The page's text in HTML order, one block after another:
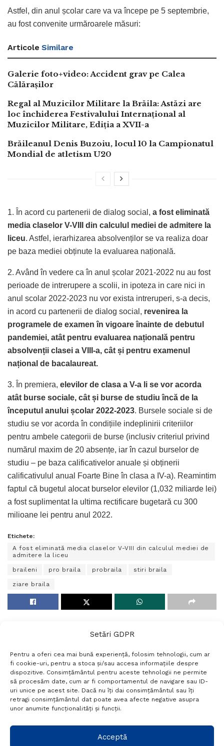
Setări GDPR
Pentru a oferi cea mai bună experiență, folosim tehnologii, cum ar
fi cookie-uri, pentru a stoca și/sau accesa informațiile despre
dispozitive. Consimțământul pentru aceste tehnologii ne permite
să procesăm date, cum ar fi comportamentul de navigare sau ID-
uri unice pe acest site. Dacă nu îți dai consimțământul sau îți
retragi consimțământul dat poate avea afecte negative asupra
unor anumite funcționalități și funcții.
Acceptă
Astfel, din anul școlar care va va începe pe 5 septembrie,
au fost convenite urmăroarele măsuri:
Articole Similare
Galerie foto+video: Accident grav pe Calea
Călărașilor
Regal al Muzicilor Militare la Brăila: Astăzi are
loc închiderea Festivalului Internațional al
Muzicilor Militare, Ediția a XVII-a
Brăileanul Denis Buzoiu, locul 10 la Campionatul
Mondial de atletism U20
1. În acord cu partenerii de dialog social, a fost eliminată
media claselor V-VIII din calculul mediei de admitere la
liceu. Astfel, ierarhizarea absolvenților se va realiza doar
pe baza mediei obținute la evaluarea națională.
2. Având în vedere ca în anul școlar 2021-2022 nu au fost
perioade de intrerupere a scolii, in ipoteza in care nici in
anul scolar 2022-2023 nu vor exista intreruperi, s-a decis,
in acord cu partenerii de dialog social, revenirea la
programele de examen în vigoare înainte de debutul
pandemiei, atât pentru evaluarea națională pentru
absolvenții clasei a VIII-a, cât și pentru examenul
național de bacalaureat.
3. În premiera, elevilor de clasa a V-a li se vor acorda
atât burse sociale, cât și burse de studiu încă de la
începutul anului școlar 2022-2023. Bursele sociale si de
studiu se vor acorda în condițiile indeplinirii criteriilor
pentru ambele categorii de burse (inclusiv criteriul privind
numărul maxim de 20 absențe, iar în cazul burselor de
studiu – pe baza calificativelor anuale și obținerii
calificativulul anual Foarte Bine în clasa a IV-a). Reamintim
faptul că bugetul alocat burselor elevilor (1,032 miliarde lei)
a fost suplimentat la ultima rectificare bugetară cu 300
milioane lei pentru anul 2022.
Etichete:
A fost eliminată media claselor V-VIII din calculul mediei de
admitere la liceu
braileni pro braila probraila stiri braila
ziare braila
Termeni si conditii
Politică de confidențialitate
Politica cookies
Setări GDPR
+40 788 760 194